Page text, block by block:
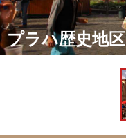
プラハ歴史地区